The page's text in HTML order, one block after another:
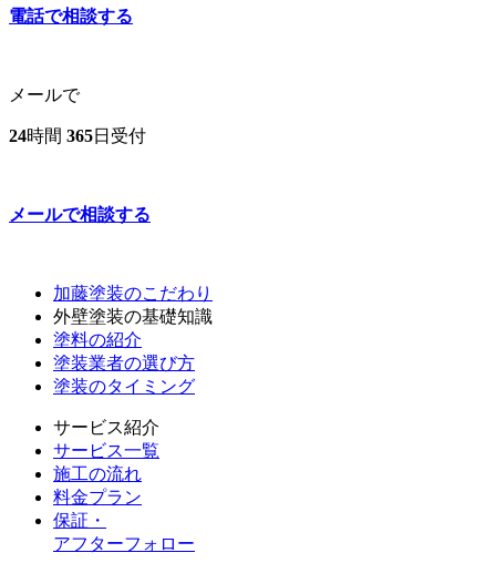
電話で相談する
メールで
24時間 365日受付
メールで相談する
加藤塗装のこだわり
外壁塗装の基礎知識
塗料の紹介
塗装業者の選び方
塗装のタイミング
サービス紹介
サービス一覧
施工の流れ
料金プラン
保証・
アフターフォロー